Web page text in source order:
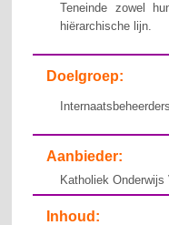
Teneinde zowel
hiërarchische lijn.
Doelgroep:
Aanbieder:
Katholiek Onderwijs
Inhoud: